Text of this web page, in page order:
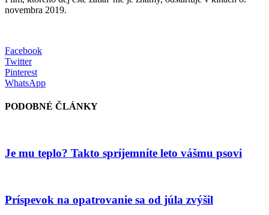
novembra 2019.
Facebook
Twitter
Pinterest
WhatsApp
PODOBNÉ ČLÁNKY
Je mu teplo? Takto spríjemníte leto vášmu psovi
Príspevok na opatrovanie sa od júla zvýšil